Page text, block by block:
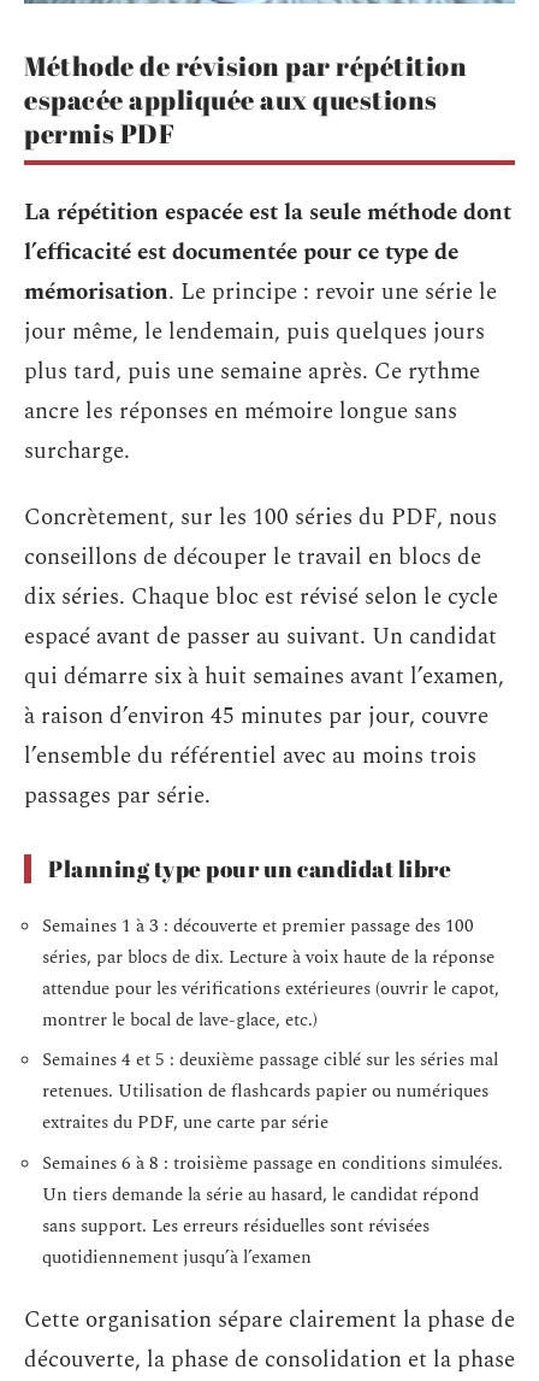
Méthode de révision par répétition
espacée appliquée aux questions
permis PDF
La répétition espacée est la seule méthode dont
l’efficacité est documentée pour ce type de
mémorisation. Le principe : revoir une série le
jour même, le lendemain, puis quelques jours
plus tard, puis une semaine après. Ce rythme
ancre les réponses en mémoire longue sans
surcharge.
Concrètement, sur les 100 séries du PDF, nous
conseillons de découper le travail en blocs de
dix séries. Chaque bloc est révisé selon le cycle
espacé avant de passer au suivant. Un candidat
qui démarre six à huit semaines avant l’examen,
à raison d’environ 45 minutes par jour, couvre
l’ensemble du référentiel avec au moins trois
passages par série.
Planning type pour un candidat libre
Semaines 1 à 3 : découverte et premier passage des 100
séries, par blocs de dix. Lecture à voix haute de la réponse
attendue pour les vérifications extérieures (ouvrir le capot,
montrer le bocal de lave-glace, etc.)
Semaines 4 et 5 : deuxième passage ciblé sur les séries mal
retenues. Utilisation de flashcards papier ou numériques
extraites du PDF, une carte par série
Semaines 6 à 8 : troisième passage en conditions simulées.
Un tiers demande la série au hasard, le candidat répond
sans support. Les erreurs résiduelles sont révisées
quotidiennement jusqu’à l’examen
Cette organisation sépare clairement la phase de
découverte, la phase de consolidation et la phase